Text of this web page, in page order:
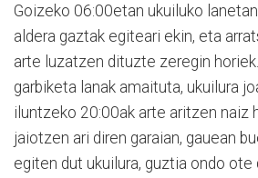
Goizeko 06:00etan ukuiluko
aldera gaztak egiteari ekin, eta
arte luzatzen dituzte zeregin
garbiketa lanak amaituta, ukuilura
iluntzeko 20:00ak arte aritzen naiz
jaiotzen ari diren garaian, gauean
egiten dut ukuilura, guztia ondo ote